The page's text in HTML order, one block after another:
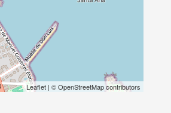
Leaflet| ©OpenStreetMapcontributors